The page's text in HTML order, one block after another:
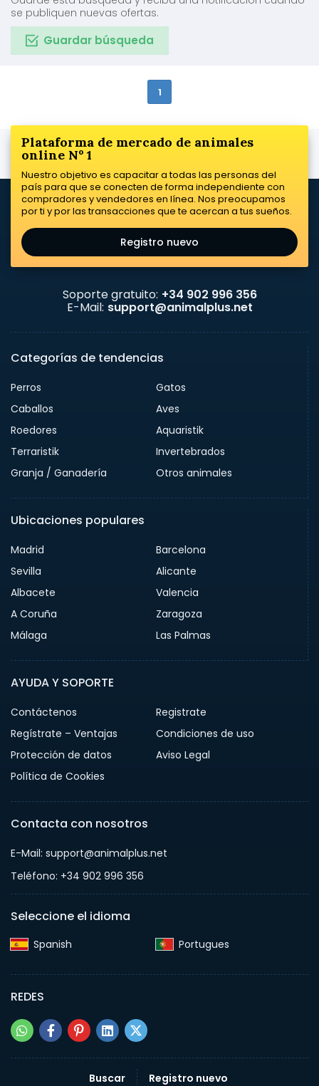
se publiquen nuevas ofertas.
Guardar búsqueda
1
Plataforma de mercado de animales
online Nº 1
Nuestro objetivo es capacitar a todas las personas del
país para que se conecten de forma independiente con
compradores y vendedores en línea. Nos preocupamos
por ti y por las transacciones que te acercan a tus sueños.
Registro nuevo
Soporte gratuito: +34 902 996 356
E-Mail: support@animalplus.net
Categorías de tendencias
Perros
Gatos
Caballos
Aves
Roedores
Aquaristik
Terraristik
Invertebrados
Granja / Ganadería
Otros animales
Ubicaciones populares
Madrid
Barcelona
Sevilla
Alicante
Albacete
Valencia
A Coruña
Zaragoza
Málaga
Las Palmas
AYUDA Y SOPORTE
Contáctenos
Registrate
Regístrate – Ventajas
Condiciones de uso
Protección de datos
Aviso Legal
Política de Cookies
Contacta con nosotros
E-Mail: support@animalplus.net
Teléfono: +34 902 996 356
Seleccione el idioma
Spanish‎ Portugues‎
REDES
Buscar Registro nuevo